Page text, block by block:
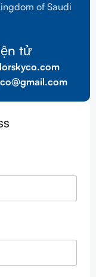
of Saudi
tử